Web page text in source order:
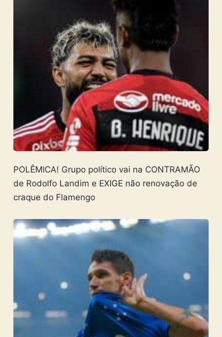
POLÊMICA! Grupo político vai na CONTRAMÃO
de Rodolfo Landim e EXIGE não renovação de
craque do Flamengo